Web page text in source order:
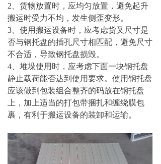
2、货物放置时，应均匀放置，避免起升
搬运时受力不均，发生侧歪变形。
3、使用搬运设备时，应考虑货叉尺寸是
否与钢托盘的插孔尺寸相匹配，避免尺寸
不合适，导致钢托盘损毁。
4、堆垛使用时，应考虑下面一块钢托盘
静止载荷能否达到使用要求。使用钢托盘
应该做到包装组合整齐的码放在钢托盘
上，加上适当的打包带捆扎和缠绕膜包
裹，有利于搬运设备的装卸和运输。